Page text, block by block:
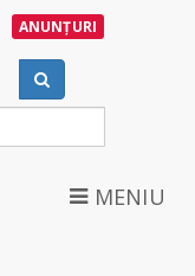
ANUNȚURI
MENIU